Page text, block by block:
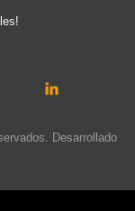
Desarrollado